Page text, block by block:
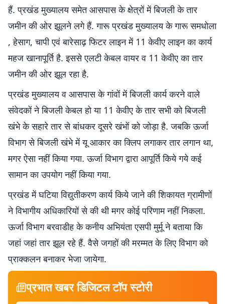
हैं. प्रखंड मुख्यालय समेत आसपास के क्षेत्रों में बिजली के तार
जमीन की ओर झूलने लगे हैं. गारू प्रखंड मुख्यालय के गारू समधोला
, हेसाग, चापी एवं बारेसाढ़ फिटर लाइन में 11 केवीए लाइन का कार्य
महज खानापूर्ति है. इससे एलटी केबल वायर व 11 केवीए का तार
जमीन की ओर झूल रहा है.
प्रखंड मुख्यालय व आसपास के गांवों में बिजली कार्य करने वाले
संवेदकों ने बिजली केबल हो या 11 केवीए के तार सभी को बिजली
खंभे के सहारे तार से बांधकर दूसरे खंभों को जोड़ा है. जबकि ऊर्जा
विभाग से बिजली खंभे में यू आकार का क्लिप लगाकर तार लगान था,
मगर ऐसा नहीं किया गया. ऊर्जा विभाग द्वारा आपूर्ति किये गये कई
सामान का उपयोग नहीं किया गया.
प्रखंड में घटिया विद्युतीकरण कार्य किये जाने की शिकायत ग्रामीणों
ने विभागीय अधिकारियों से की थी मगर कोई परिणाम नहीं निकला.
ऊर्जा विभाग बरवाडीह के कनीय अभियंता एसपी मुर्मू ने बताया कि
जहां जहां तार झूल रहे हैं. वैसे जगहों की मरम्मत के लिए विभाग को
प्राक्कलन बनाकर भेजा जायेगा.
प्रभात खबर डिजिटल टॉप स्टोरी